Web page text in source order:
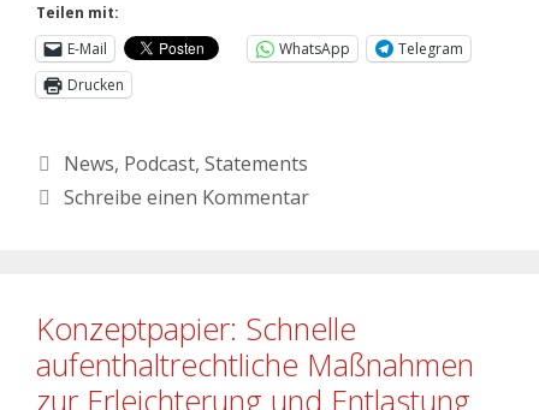
Teilen mit:
E-Mail
WhatsApp
Telegram
Drucken
News, Podcast, Statements
Schreibe einen Kommentar
Konzeptpapier: Schnelle
aufenthaltrechtliche Maßnahmen
zur Erleichterung und Entlastung